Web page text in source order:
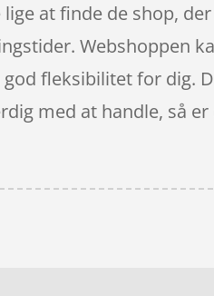
at finde de shop,
Webshoppen
fleksibilitet for dig.
med at handle, så